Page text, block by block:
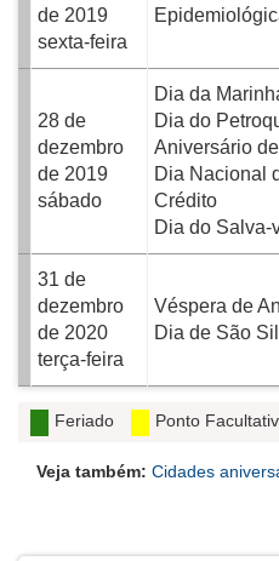
de 2019
sexta-feira
28 de
dezembro
de 2019
sábado
Dia da
Dia do
Aniversário
Dia Nacional
Crédito
Dia do Salva-
31 de
dezembro
de 2020
terça-feira
Véspera de
Dia de São
Feriado Ponto
Veja também: Cidades